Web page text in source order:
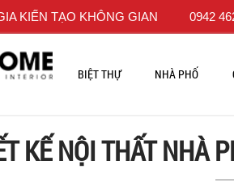
KIẾN TẠO KHÔNG GIAN 0942
BIỆT THỰ NHÀ PHỐ
KẾ NỘI THẤT NHÀ